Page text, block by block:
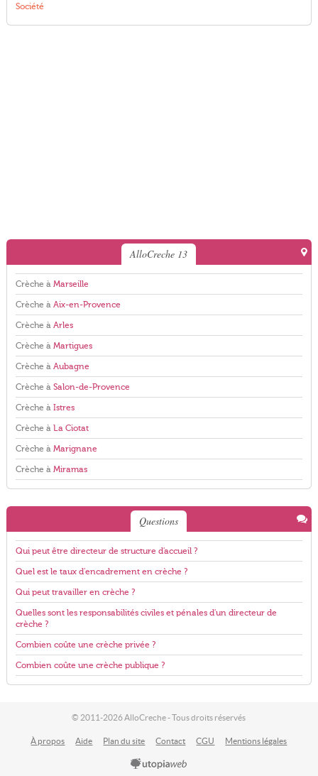
Société
AlloCreche 13
Crèche à Marseille
Crèche à Aix-en-Provence
Crèche à Arles
Crèche à Martigues
Crèche à Aubagne
Crèche à Salon-de-Provence
Crèche à Istres
Crèche à La Ciotat
Crèche à Marignane
Crèche à Miramas
Questions
Qui peut être directeur de structure d'accueil ?
Quel est le taux d'encadrement en crèche ?
Qui peut travailler en crèche ?
Quelles sont les responsabilités civiles et pénales d'un directeur de
crèche ?
Combien coûte une crèche privée ?
Combien coûte une crèche publique ?
© 2011-2026 AlloCreche - Tous droits réservés
À propos Aide Plan du site Contact CGU Mentions légales